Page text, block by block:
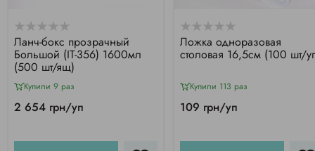
Ланч-бокс прозрачный
Большой (IT-356) 1600мл
(500 шт/ящ)
Купили 9 раз
2 654 грн/уп
Ложка одноразовая
столовая 16,5см (100 шт/
Купили 113 раз
109 грн/уп